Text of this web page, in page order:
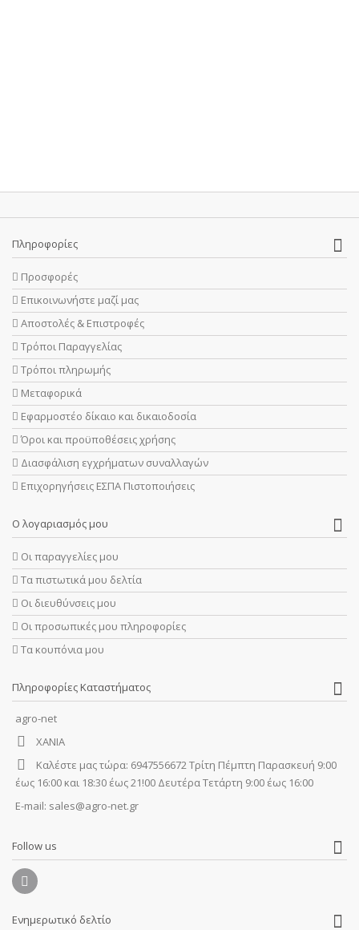
Πληροφορίες
Προσφορές
Επικοινωνήστε μαζί μας
Αποστολές & Επιστροφές
Τρόποι Παραγγελίας
Τρόποι πληρωμής
Μεταφορικά
Εφαρμοστέο δίκαιο και δικαιοδοσία
Όροι και προϋποθέσεις χρήσης
Διασφάλιση εγχρήματων συναλλαγών
Επιχορηγήσεις ΕΣΠΑ Πιστοποιήσεις
Ο λογαριασμός μου
Οι παραγγελίες μου
Τα πιστωτικά μου δελτία
Οι διευθύνσεις μου
Οι προσωπικές μου πληροφορίες
Τα κουπόνια μου
Πληροφορίες Καταστήματος
agro-net
ΧΑΝΙΑ
Καλέστε μας τώρα: 6947556672 Τρίτη Πέμπτη Παρασκευή 9:00
έως 16:00 και 18:30 έως 21!00 Δευτέρα Τετάρτη 9:00 έως 16:00
E-mail: sales@agro-net.gr
Follow us
Ενημερωτικό δελτίο